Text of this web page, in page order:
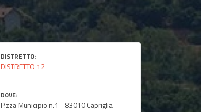
DISTRETTO:
DISTRETTO 12
DOVE:
P.zza Municipio n.1 - 83010 Capriglia